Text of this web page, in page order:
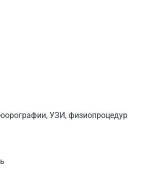
УЗИ, физиопроцедур